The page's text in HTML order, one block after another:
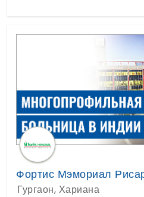
Фортис Мэмориал
Гургаон, Хариана